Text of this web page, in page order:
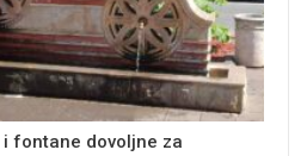
i fontane dovoljne za